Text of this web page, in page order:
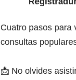
Cuatro pasos para
consultas
📩 No olvides